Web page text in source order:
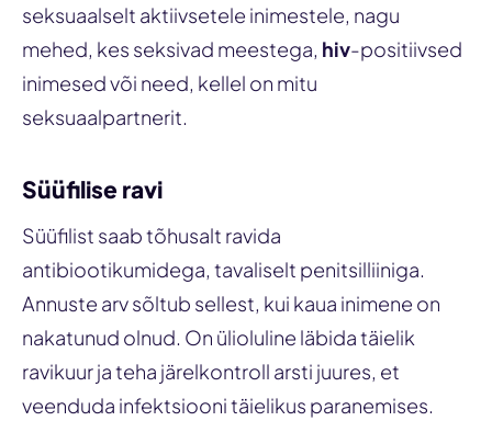
seksuaalselt aktiivsetele inimestele, nagu
mehed, kes seksivad meestega, hiv-positiivsed
inimesed või need, kellel on mitu
seksuaalpartnerit.
Süüfilise ravi
Süüfilist saab tõhusalt ravida
antibiootikumidega, tavaliselt penitsilliiniga.
Annuste arv sõltub sellest, kui kaua inimene on
nakatunud olnud. On ülioluline läbida täielik
ravikuur ja teha järelkontroll arsti juures, et
veenduda infektsiooni täielikus paranemises.